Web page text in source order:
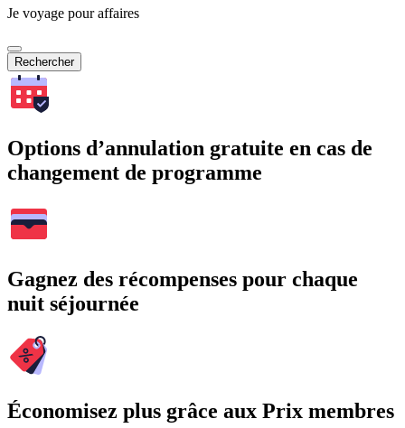
Je voyage pour affaires
Rechercher
Options d’annulation gratuite en cas de
changement de programme
Gagnez des récompenses pour chaque
nuit séjournée
Économisez plus grâce aux Prix membres